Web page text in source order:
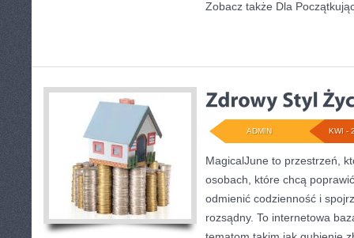
Zobacz także Dla
KWI -
ADMIN
MagicalJune to przestrzeń,
osobach, które chcą
odmienić codzienność i
rozsądny. To internetowa